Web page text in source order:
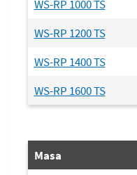
WS-RP 1000 TS
WS-RP 1200 TS
WS-RP 1400 TS
WS-RP 1600 TS
Masa